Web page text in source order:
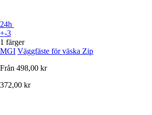
24h
+-3
1 färger
MGI Väggfäste för väska Zip
Från 498,00 kr
372,00 kr